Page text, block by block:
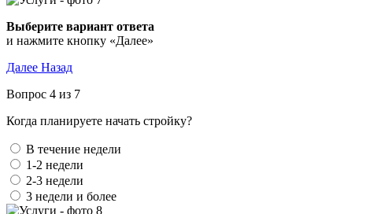
Выберите вариант ответа
и нажмите кнопку «Далее»
Далее Назад
Вопрос 4 из 7
Когда планируете начать стройку?
В течение недели
1-2 недели
2-3 недели
3 недели и более